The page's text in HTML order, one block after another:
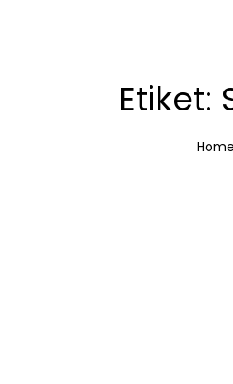
Etiket:
Home